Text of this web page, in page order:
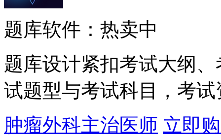
题库软件：热卖中
题库设计紧扣考试大纲
试题型与考试科目，考
肿瘤外科主治医师 立即